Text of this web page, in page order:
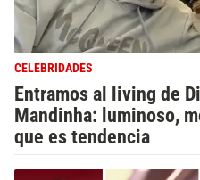
CELEBRIDADES
Entramos al living de
Mandinha: luminoso,
que es tendencia